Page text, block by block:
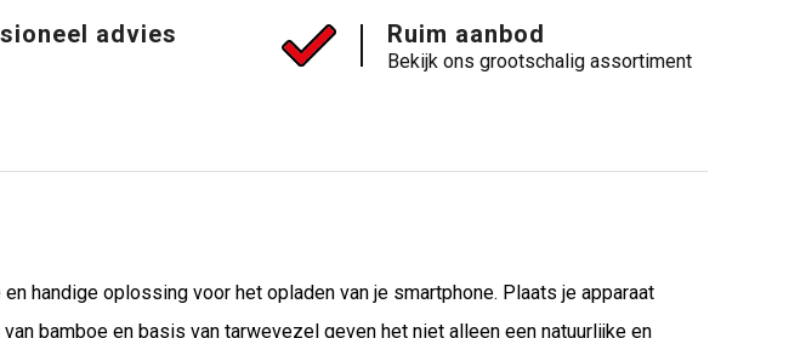
advies Ruim aanbod
Bekijk ons grootschalig assortiment
handige oplossing voor het opladen van je smartphone. Plaats je apparaat
bamboe en basis van tarwevezel geven het niet alleen een natuurlijke en